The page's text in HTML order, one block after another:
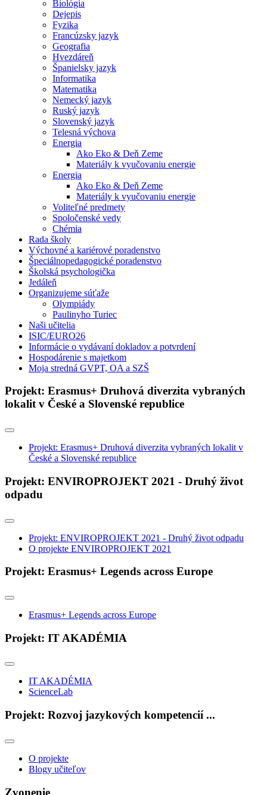
Biológia
Dejepis
Fyzika
Francúzsky jazyk
Geografia
Hvezdáreň
Španielsky jazyk
Informatika
Matematika
Nemecký jazyk
Ruský jazyk
Slovenský jazyk
Telesná výchova
Energia
Ako Eko & Deň Zeme
Materiály k vyučovaniu energie
Energia
Ako Eko & Deň Zeme
Materiály k vyučovaniu energie
Voliteľné predmety
Spoločenské vedy
Chémia
Rada školy
Výchovné a kariérové poradenstvo
Špeciálnopedagogické poradenstvo
Školská psychologička
Jedáleň
Organizujeme súťaže
Olympiády
Paulinyho Turiec
Naši učitelia
ISIC/EURO26
Informácie o vydávaní dokladov a potvrdení
Hospodárenie s majetkom
Moja stredná GVPT, OA a SZŠ
Projekt: Erasmus+ Druhová diverzita vybraných
lokalit v České a Slovenské republice
Projekt: Erasmus+ Druhová diverzita vybraných lokalit v
České a Slovenské republice
Projekt: ENVIROPROJEKT 2021 - Druhý život
odpadu
Projekt: ENVIROPROJEKT 2021 - Druhý život odpadu
O projekte ENVIROPROJEKT 2021
Projekt: Erasmus+ Legends across Europe
Erasmus+ Legends across Europe
Projekt: IT AKADÉMIA
IT AKADÉMIA
ScienceLab
Projekt: Rozvoj jazykových kompetencií ...
O projekte
Blogy učiteľov
Zvonenie